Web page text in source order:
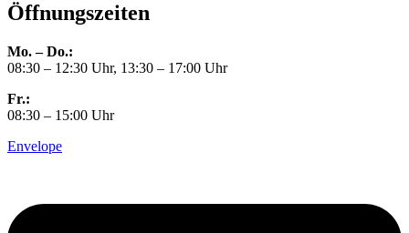
Öffnungszeiten
Mo. – Do.:
08:30 – 12:30 Uhr, 13:30 – 17:00 Uhr
Fr.:
08:30 – 15:00 Uhr
Envelope